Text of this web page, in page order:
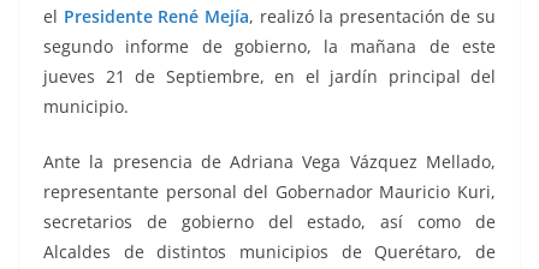
el Presidente René Mejía, realizó la presentación de su
segundo informe de gobierno, la mañana de este
jueves 21 de Septiembre, en el jardín principal del
municipio.
Ante la presencia de Adriana Vega Vázquez Mellado,
representante personal del Gobernador Mauricio Kuri,
secretarios de gobierno del estado, así como de
Alcaldes de distintos municipios de Querétaro, de